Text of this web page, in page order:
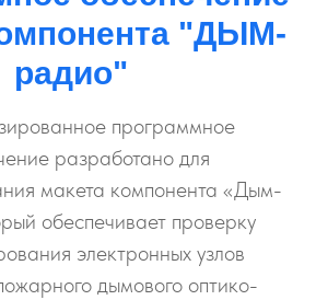
"ДЫМ-
радио"
программное
разработано для
макета компонента «Дым-
обеспечивает проверку
электронных узлов
дымового оптико-